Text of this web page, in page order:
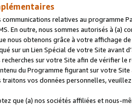
relatives au programme
En outre, nous sommes autorisés à
nous obtenons grâce à votre affichage
sur un Lien Spécial de votre Site avant
sur votre Site afin de vérifier
du Programme figurant sur votre
vos données personnelles,
que (a) nos sociétés affiliées et nous-